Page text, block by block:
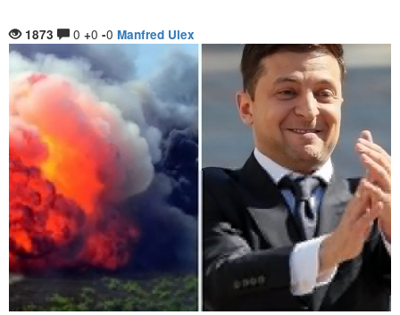
1873 0 +0 -0 Manfred Ulex